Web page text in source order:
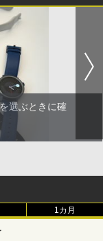
選ぶときに確
1カ月